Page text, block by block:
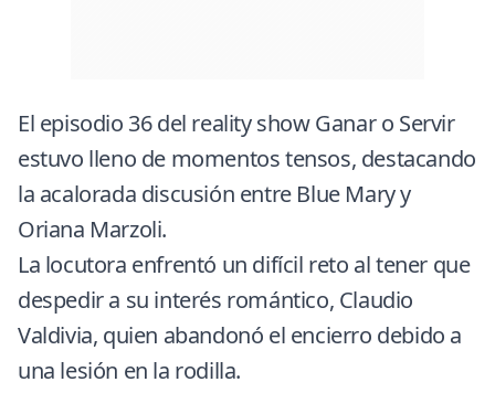
El episodio 36 del reality showGanar o Servir
estuvo lleno de momentos tensos, destacando
la acalorada discusión entre Blue Mary y
Oriana Marzoli.
La locutora enfrentó un difícil reto al tener que
despedir a su interés romántico, Claudio
Valdivia, quien abandonó el encierro debido a
una lesión en la rodilla.